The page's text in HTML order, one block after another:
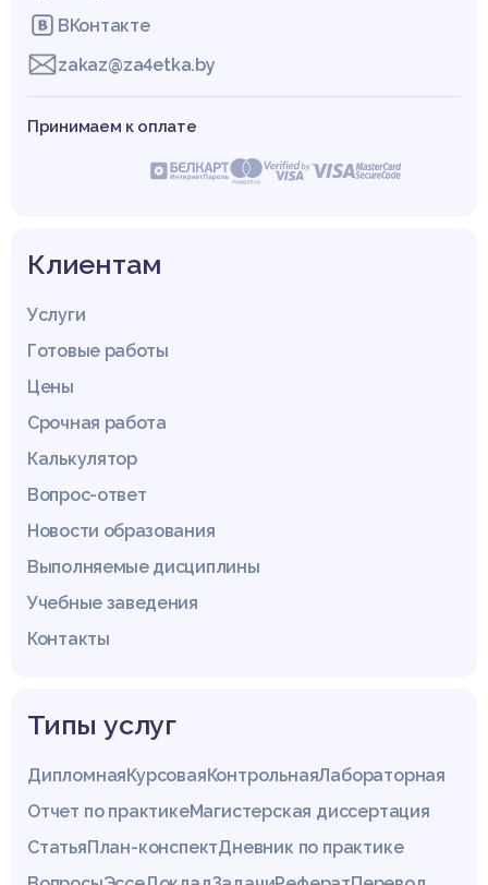
ВКонтакте
zakaz@za4etka.by
Принимаем к оплате
Клиентам
Услуги
Готовые работы
Цены
Срочная работа
Калькулятор
Вопрос-ответ
Новости образования
Выполняемые дисциплины
Учебные заведения
Контакты
Типы услуг
ДипломнаяКурсоваяКонтрольнаяЛабораторная
Отчет по практикеМагистерская диссертация
СтатьяПлан-конспектДневник по практике